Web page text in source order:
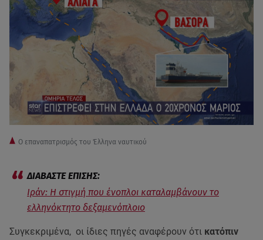
Ο επαναπατρισμός του Έλληνα ναυτικού
Ιράν: Η στιγμή που ένοπλοι καταλαμβάνουν το
ελληνόκτητο δεξαμενόπλοιο
Συγκεκριμένα, οι ίδιες πηγές αναφέρουν ότι κατόπιν